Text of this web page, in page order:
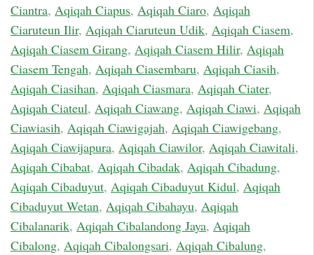
Ciantra, Aqiqah Ciapus, Aqiqah Ciaro, Aqiqah
Ciaruteun Ilir, Aqiqah Ciaruteun Udik, Aqiqah Ciasem,
Aqiqah Ciasem Girang, Aqiqah Ciasem Hilir, Aqiqah
Ciasem Tengah, Aqiqah Ciasembaru, Aqiqah Ciasih,
Aqiqah Ciasihan, Aqiqah Ciasmara, Aqiqah Ciater,
Aqiqah Ciateul, Aqiqah Ciawang, Aqiqah Ciawi, Aqiqah
Ciawiasih, Aqiqah Ciawigajah, Aqiqah Ciawigebang,
Aqiqah Ciawijapura, Aqiqah Ciawilor, Aqiqah Ciawitali,
Aqiqah Cibabat, Aqiqah Cibadak, Aqiqah Cibadung,
Aqiqah Cibaduyut, Aqiqah Cibaduyut Kidul, Aqiqah
Cibaduyut Wetan, Aqiqah Cibahayu, Aqiqah
Cibalanarik, Aqiqah Cibalandong Jaya, Aqiqah
Cibalong, Aqiqah Cibalongsari, Aqiqah Cibalung,